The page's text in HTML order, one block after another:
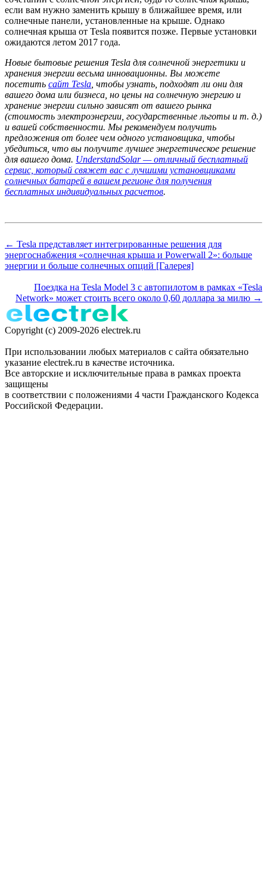
если вам нужно заменить крышу в ближайшее время, или
солнечные панели, установленные на крыше. Однако
солнечная крыша от Tesla появится позже. Первые установки
ожидаются летом 2017 года.
Новые бытовые решения Tesla для солнечной энергетики и
хранения энергии весьма инновационны. Вы можете
посетить сайт Tesla, чтобы узнать, подходят ли они для
вашего дома или бизнеса, но цены на солнечную энергию и
хранение энергии сильно зависят от вашего рынка
(стоимость электроэнергии, государственные льготы и т. д.)
и вашей собственности. Мы рекомендуем получить
предложения от более чем одного установщика, чтобы
убедиться, что вы получите лучшее энергетическое решение
для вашего дома. UnderstandSolar — отличный бесплатный
сервис, который свяжет вас с лучшими установщиками
солнечных батарей в вашем регионе для получения
бесплатных индивидуальных расчетов.
← Tesla представляет интегрированные решения для
энергоснабжения «солнечная крыша и Powerwall 2»: больше
энергии и больше солнечных опций [Галерея]
Поездка на Tesla Model 3 с автопилотом в рамках «Tesla
Network» может стоить всего около 0,60 доллара за милю →
Copyright (c) 2009-2026 electrek.ru
При использовании любых материалов с сайта обязательно
указание electrek.ru в качестве источника.
Все авторские и исключительные права в рамках проекта
защищены
в соответствии с положениями 4 части Гражданского Кодекса
Российской Федерации.